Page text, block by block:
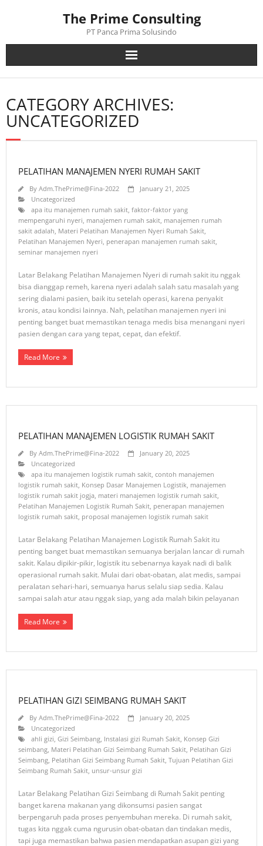
The Prime Consulting
PT Panca Prima Solusindo
CATEGORY ARCHIVES:
UNCATEGORIZED
PELATIHAN MANAJEMEN NYERI RUMAH SAKIT
By Adm.ThePrime@Fina-2022
January 21, 2025
Uncategorized
apa itu manajemen rumah sakit, faktor-faktor yang
mempengaruhi nyeri, manajemen rumah sakit, manajemen rumah
sakit adalah, Materi Pelatihan Manajemen Nyeri Rumah Sakit,
Pelatihan Manajemen Nyeri, penerapan manajemen rumah sakit,
seminar manajemen nyeri
Latar Belakang Pelatihan Manajemen Nyeri di rumah sakit itu nggak
bisa dianggap remeh, karena nyeri adalah salah satu masalah yang
sering dialami pasien, baik itu setelah operasi, karena penyakit
kronis, atau kondisi lainnya. Nah, pelatihan manajemen nyeri ini
penting banget buat memastikan tenaga medis bisa menangani nyeri
pasien dengan cara yang tepat, cepat, dan efektif.
Read More
PELATIHAN MANAJEMEN LOGISTIK RUMAH SAKIT
By Adm.ThePrime@Fina-2022
January 20, 2025
Uncategorized
apa itu manajemen logistik rumah sakit, contoh manajemen
logistik rumah sakit, Konsep Dasar Manajemen Logistik, manajemen
logistik rumah sakit jogja, materi manajemen logistik rumah sakit,
Pelatihan Manajemen Logistik Rumah Sakit, penerapan manajemen
logistik rumah sakit, proposal manajemen logistik rumah sakit
Latar Belakang Pelatihan Manajemen Logistik Rumah Sakit itu
penting banget buat memastikan semuanya berjalan lancar di rumah
sakit. Kalau dipikir-pikir, logistik itu sebenarnya kayak nadi di balik
operasional rumah sakit. Mulai dari obat-obatan, alat medis, sampai
peralatan sehari-hari, semuanya harus selalu siap sedia. Kalau
sampai salah atur atau nggak siap, yang ada malah bikin pelayanan
Read More
PELATIHAN GIZI SEIMBANG RUMAH SAKIT
By Adm.ThePrime@Fina-2022
January 20, 2025
Uncategorized
ahli gizi, Gizi Seimbang, Instalasi gizi Rumah Sakit, Konsep Gizi
seimbang, Materi Pelatihan Gizi Seimbang Rumah Sakit, Pelatihan Gizi
Seimbang, Pelatihan Gizi Seimbang Rumah Sakit, Tujuan Pelatihan Gizi
Seimbang Rumah Sakit, unsur-unsur gizi
Latar Belakang Pelatihan Gizi Seimbang di Rumah Sakit penting
banget karena makanan yang dikonsumsi pasien sangat
berpengaruh pada proses penyembuhan mereka. Di rumah sakit,
tugas kita nggak cuma ngurusin obat-obatan dan tindakan medis,
tapi juga memastikan bahwa pasien mendapatkan asupan gizi yang